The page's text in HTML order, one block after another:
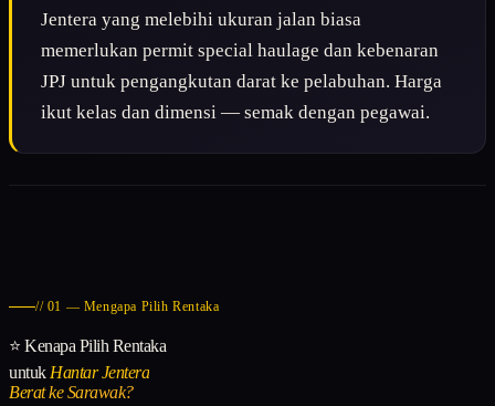
Jentera yang melebihi ukuran jalan biasa
memerlukan permit special haulage dan kebenaran
JPJ untuk pengangkutan darat ke pelabuhan. Harga
ikut kelas dan dimensi — semak dengan pegawai.
// 01 — Mengapa Pilih Rentaka
⭐ Kenapa Pilih Rentaka
untuk Hantar Jentera
Berat ke Sarawak?